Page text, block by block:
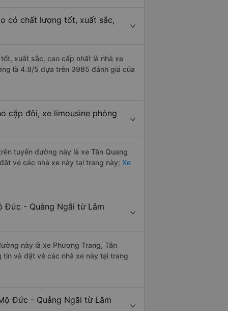
có chất lượng tốt, xuất sắc,
xuất sắc, cao cấp nhất là nhà xe
là 4.8/5 dựa trên 3985 đánh giá của
cặp đôi, xe limousine phòng
tuyến đường này là xe Tân Quang
vé các nhà xe này tại trang này: Xe
Đức - Quảng Ngãi từ Lâm
này là xe Phương Trang, Tân
tin và đặt vé các nhà xe này tại trang
Đức - Quảng Ngãi từ Lâm